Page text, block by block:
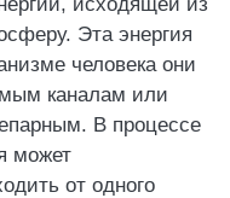
Эта энергия
человека они
каналам или
В процессе
может
от одного